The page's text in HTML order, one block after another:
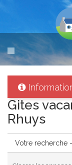
vous à votre
Gites
Rhuys
Votre recherche -